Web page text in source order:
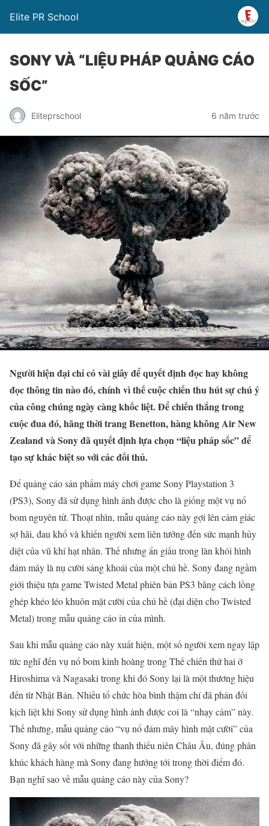
Elite PR School
SONY VÀ “LIỆU PHÁP QUẢNG CÁO
SỐC”
Eliteprschool 6 năm trước
Người hiện đại chỉ có vài giây để quyết định đọc hay không
đọc thông tin nào đó, chính vì thế cuộc chiến thu hút sự chú ý
của công chúng ngày càng khốc liệt. Để chiến thắng trong
cuộc đua đó, hãng thời trang Benetton, hàng không Air New
Zealand và Sony đã quyết định lựa chọn “liệu pháp sốc” để
tạo sự khác biệt so với các đối thủ.
Để quảng cáo sản phẩm máy chơi game Sony Playstation 3
(PS3), Sony đã sử dụng hình ảnh được cho là giống một vụ nổ
bom nguyên tử. Thoạt nhìn, mẫu quảng cáo này gợi lên cảm giác
sợ hãi, đau khổ và khiến người xem liên tưởng đến sức mạnh hủy
diệt của vũ khí hạt nhân. Thế nhưng ẩn giấu trong làn khói hình
đám mây là nụ cười sảng khoái của một chú hề. Sony đang ngầm
giới thiệu tựa game Twisted Metal phiên bản PS3 bằng cách lồng
ghép khéo léo khuôn mặt cười của chú hề (đại diện cho Twisted
Metal) trong mẫu quảng cáo in của mình.
Sau khi mẫu quảng cáo này xuất hiện, một số người xem ngay lập
tức nghĩ đến vụ nổ bom kinh hoàng trong Thế chiến thứ hai ở
Hiroshima và Nagasaki trong khi đó Sony lại là một thương hiệu
đến từ Nhật Bản. Nhiều tổ chức hòa bình thậm chí đã phản đối
kịch liệt khi Sony sử dụng hình ảnh được coi là “nhạy cảm” này.
Thế nhưng, mẫu quảng cáo “vụ nổ đám mây hình mặt cười” của
Sony đã gây sốt với những thanh thiếu niên Châu Âu, đúng phân
khúc khách hàng mà Sony đang hướng tới trong thời điểm đó.
Bạn nghĩ sao về mẫu quảng cáo này của Sony?